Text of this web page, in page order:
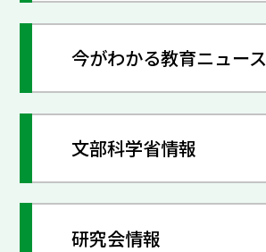
今がわかる教育ニュース
文部科学省情報
研究会情報